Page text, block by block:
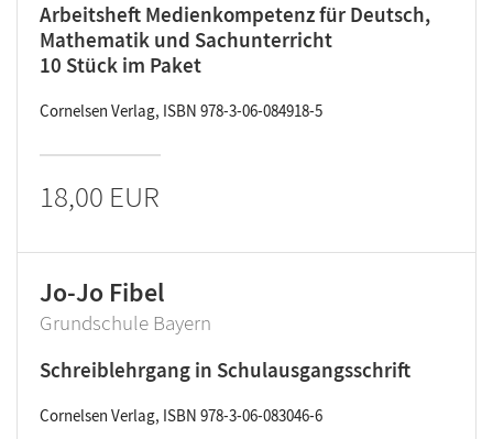
Arbeitsheft Medienkompetenz für Deutsch,
Mathematik und Sachunterricht
10 Stück im Paket
Cornelsen Verlag, ISBN 978-3-06-084918-5
18,00 EUR
Jo-Jo Fibel
Grundschule Bayern
Schreiblehrgang in Schulausgangsschrift
Cornelsen Verlag, ISBN 978-3-06-083046-6